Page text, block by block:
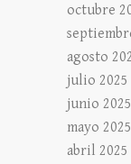
octubre
agosto
julio 2025
junio 2025
mayo 2025
abril 2025